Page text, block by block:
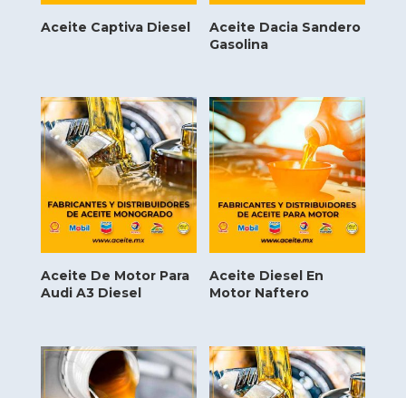
Aceite Captiva Diesel
Aceite Dacia Sandero
Gasolina
Aceite De Motor Para
Audi A3 Diesel
Aceite Diesel En
Motor Naftero